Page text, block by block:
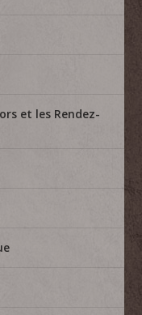
et les Rendez-